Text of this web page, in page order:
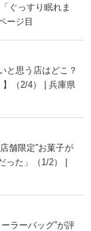
ぐっすり眠れま
ージ目
と思う店はどこ？
】（2/4） | 兵庫県
舗限定”お菓子が
た」（1/2） |
ラーバッグ”が評